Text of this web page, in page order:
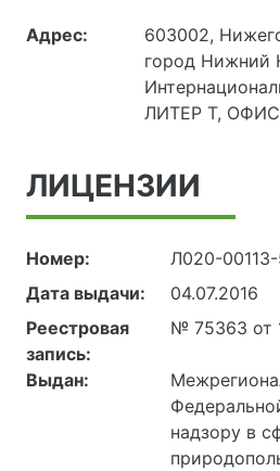
Адрес:
603002,
город Нижний
ЛИТЕР Т, ОФИС
ЛИЦЕНЗИИ
Номер:
Л020-
Дата выдачи:
04.07.2016
Реестровая
запись:
№ 75363 от
Выдан:
надзору в